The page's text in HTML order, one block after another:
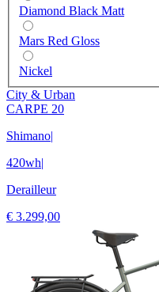
Diamond Black Matt
Mars Red Gloss
Nickel
City & Urban
CARPE 20
Shimano|
420wh|
Derailleur
€ 3.299,00